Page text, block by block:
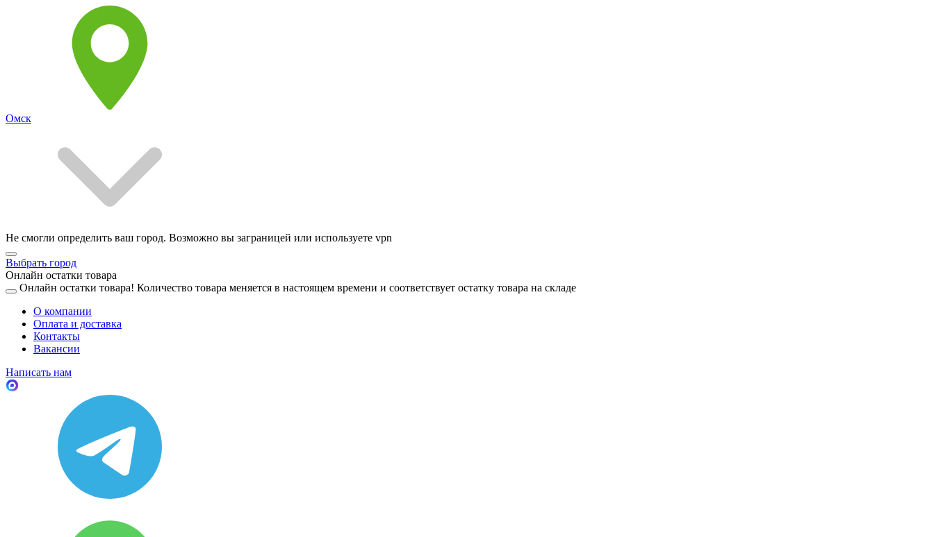
Омск
Не смогли определить ваш город. Возможно вы заграницей или используете vpn
Выбрать город
Онлайн остатки товара
Онлайн остатки товара! Количество товара меняется в настоящем времени и соответствует остатку товара на складе
О компании
Оплата и доставка
Контакты
Вакансии
Написать нам